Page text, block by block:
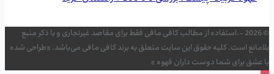
© 2026 -.استفاده از مطالب کافی مافی فقط برای مقاصد غیرتجاری و با ذکر منبع
بلامانع است. کلیه حقوق این سایت متعلق به برند کافی مافی می‌باشد. «طراحی شده
با عشق برای شما دوست داران قهوه »